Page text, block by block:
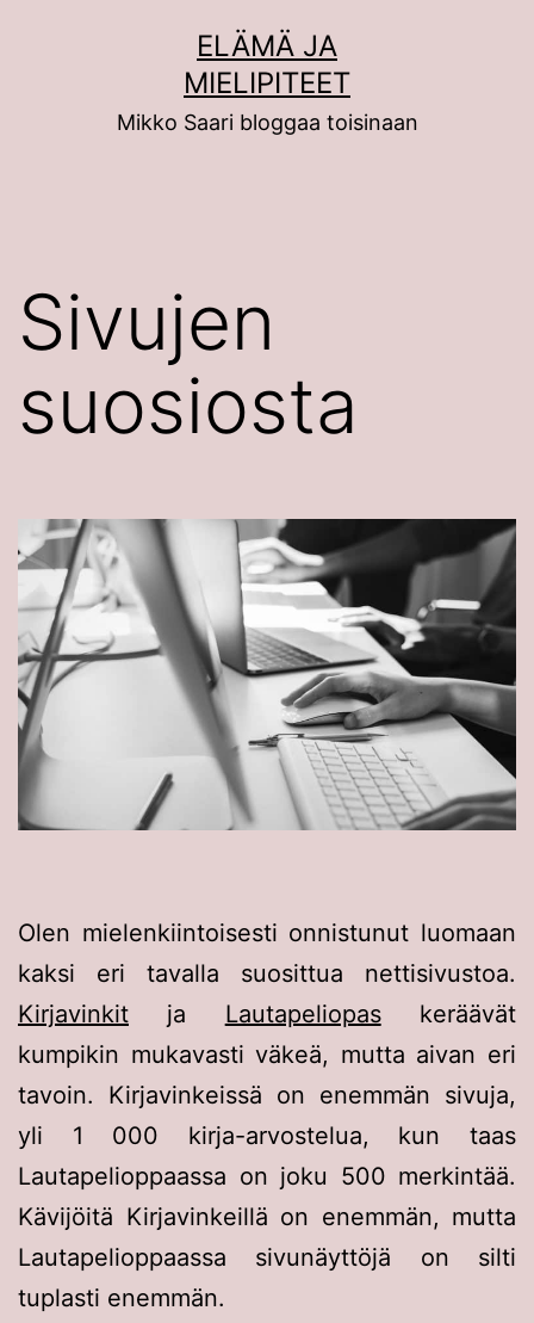
ELÄMÄ JA
MIELIPITEET
Mikko Saari bloggaa toisinaan
Sivujen
suosiosta
Olen mielenkiintoisesti onnistunut luomaan
kaksi eri tavalla suosittua nettisivustoa.
Kirjavinkit ja Lautapeliopaskeräävät
kumpikin mukavasti väkeä, mutta aivan eri
tavoin. Kirjavinkeissä on enemmän sivuja,
yli 1 000 kirja-arvostelua, kun taas
Lautapelioppaassa on joku 500 merkintää.
Kävijöitä Kirjavinkeillä on enemmän, mutta
Lautapelioppaassa sivunäyttöjä on silti
tuplasti enemmän.